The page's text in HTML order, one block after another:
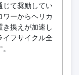
じて奨励してい
ワーからヘリカ
換えが加速し
イフサイクル全